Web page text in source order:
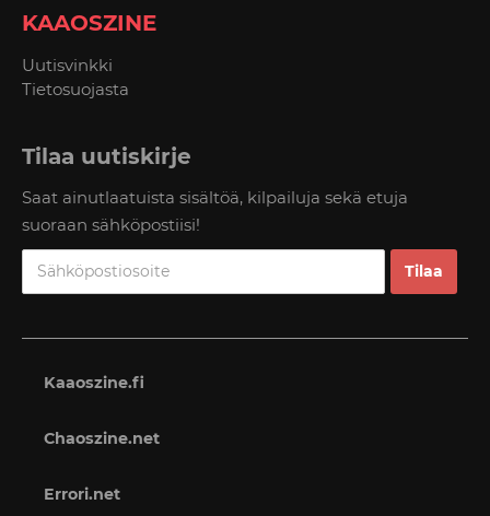
KAAOSZINE
Uutisvinkki
Tietosuojasta
Tilaa uutiskirje
Saat ainutlaatuista sisältöä, kilpailuja sekä etuja
suoraan sähköpostiisi!
Kaaoszine.fi
Chaoszine.net
Errori.net